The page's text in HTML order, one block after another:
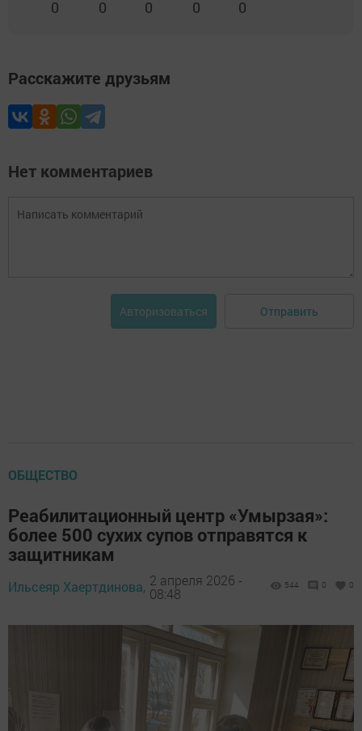
0 0 0 0 0
Расскажите друзьям
Нет комментариев
Авторизоваться Отправить
ОБЩЕСТВО
Реабилитационный центр «Умырзая»:
более 500 сухих супов отправятся к
защитникам
Ильсеяр Хаертдинова, 2 апреля 2026 -
08:48
544 0 0